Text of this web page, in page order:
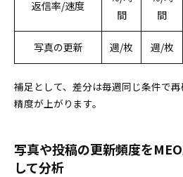
返信率/速度
間
間
写真の更新 週/枚 週/枚
補足として、差分は毎週同じ条件で再
精度が上がります。
写真や投稿の更新頻度を
して分析